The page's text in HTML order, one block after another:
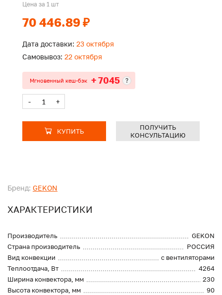
Бренд: GEKON
ХАРАКТЕРИСТИКИ
Производитель
GEKON
Страна производитель
РОССИЯ
Вид конвекции
с вентиляторами
Теплоотдача, Вт
4264
Ширина конвектора, мм
230
Высота конвектора, мм
90
Цена за 1 шт
70 446.89 ₽
Дата доставки: 23 октября
Самовывоз: 22 октября
Мгновенный кеш-бэк + 7045 ?
- +
КУПИТЬ
ПОЛУЧИТЬ
КОНСУЛЬТАЦИЮ